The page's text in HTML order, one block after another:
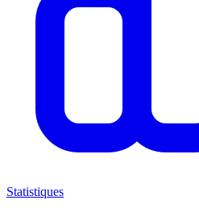
Statistiques